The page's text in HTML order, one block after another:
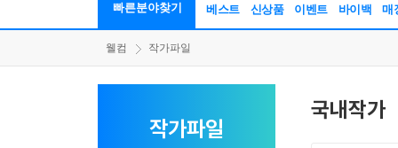
빠른분야찾기 베스트 신상품 이벤트 바이백 매
웰컴 작가파일
작가파일
국내작가